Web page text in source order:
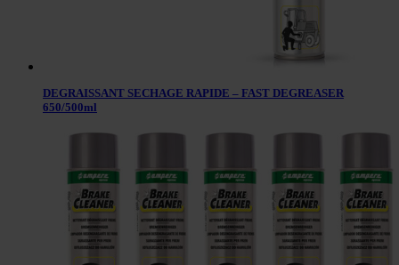
DEGRAISSANT SECHAGE RAPIDE – FAST DEGREASER
650/500ml